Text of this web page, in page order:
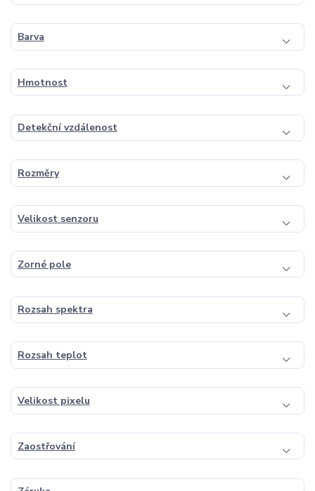
Barva
Hmotnost
Detekční vzdálenost
Rozměry
Velikost senzoru
Zorné pole
Rozsah spektra
Rozsah teplot
Velikost pixelu
Zaostřování